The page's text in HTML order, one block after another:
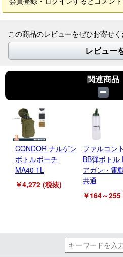
この商品のレビューをぜひお寄せく
レビュー
関連商品
CONDOR ナルゲン
ボトルポーチ
MA40 1L
￥4,272 (税抜)
ファルコン
BB弾ボトル
アガン・電
共通
￥164～